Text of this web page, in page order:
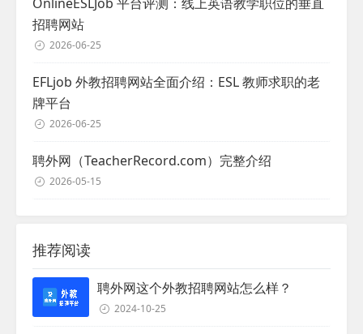
招聘网站
2026-06-25
EFLjob 外教招聘网站全面介绍：ESL 教师求职的老
牌平台
2026-06-25
聘外网（TeacherRecord.com）完整介绍
2026-05-15
推荐阅读
聘外网这个外教招聘网站怎么样？
2024-10-25